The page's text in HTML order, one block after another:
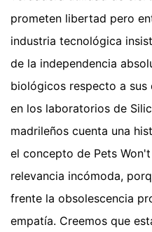
prometen libertad pero
industria tecnológica
de la independencia
biológicos respecto a sus
en los laboratorios de
madrileños cuenta una
el concepto de Pets
relevancia incómoda,
frente la obsolescencia
empatía. Creemos que